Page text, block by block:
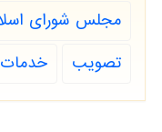
مجلس شورای
تصویب
خدمات